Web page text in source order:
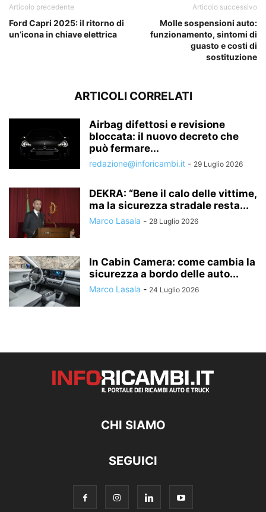
Articolo precedente
Ford Capri 2025: il ritorno di
un’icona in chiave elettrica
Articolo successivo
Molle sospensioni auto:
funzionamento, sintomi di
guasto e costi di
sostituzione
ARTICOLI CORRELATI
Airbag difettosi e revisione
bloccata: il nuovo decreto che
può fermare...
redazione@inforicambi.it - 29 Luglio 2026
DEKRA: “Bene il calo delle vittime,
ma la sicurezza stradale resta...
Marco Lasala - 28 Luglio 2026
In Cabin Camera: come cambia la
sicurezza a bordo delle auto...
Marco Lasala - 24 Luglio 2026
CHI SIAMO
SEGUICI